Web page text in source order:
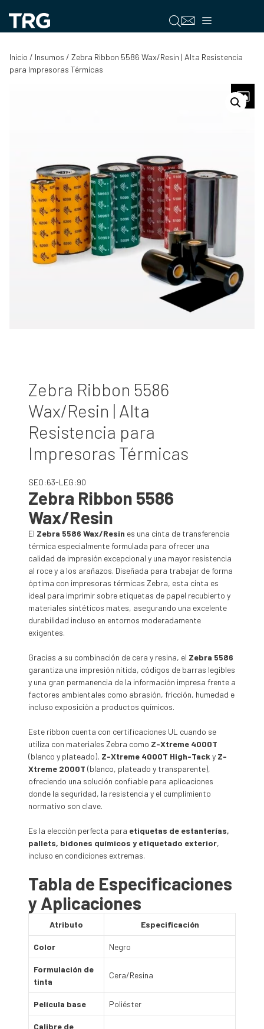
contenido
Menú
Inicio / Insumos / Zebra Ribbon 5586 Wax/Resin | Alta Resistencia
para Impresoras Térmicas
Zebra Ribbon 5586
Wax/Resin | Alta
Resistencia para
Impresoras Térmicas
SEO:63-LEG:90
Zebra Ribbon 5586
Wax/Resin
El Zebra 5586 Wax/Resin es una cinta de transferencia
térmica especialmente formulada para ofrecer una
calidad de impresión excepcional y una mayor resistencia
al roce y a los arañazos. Diseñada para trabajar de forma
óptima con impresoras térmicas Zebra, esta cinta es
ideal para imprimir sobre etiquetas de papel recubierto y
materiales sintéticos mates, asegurando una excelente
durabilidad incluso en entornos moderadamente
exigentes.
Gracias a su combinación de cera y resina, el Zebra 5586
garantiza una impresión nítida, códigos de barras legibles
y una gran permanencia de la información impresa frente a
factores ambientales como abrasión, fricción, humedad e
incluso exposición a productos químicos.
Este ribbon cuenta con certificaciones UL cuando se
utiliza con materiales Zebra como Z-Xtreme 4000T
(blanco y plateado), Z-Xtreme 4000T High-Tack y Z-
Xtreme 2000T (blanco, plateado y transparente),
ofreciendo una solución confiable para aplicaciones
donde la seguridad, la resistencia y el cumplimiento
normativo son clave.
Es la elección perfecta para etiquetas de estanterías,
pallets, bidones químicos y etiquetado exterior,
incluso en condiciones extremas.
Tabla de Especificaciones
y Aplicaciones
Atributo Especificación
Color Negro
Formulación de
tinta
Cera/Resina
Película base Poliéster
Calibre de